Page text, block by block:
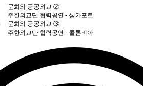
문화와 공공외교 ②
주한외교단 협력공연 - 싱가포르
문화와 공공외교 ③
주한외교단 협력공연 - 콜롬비아